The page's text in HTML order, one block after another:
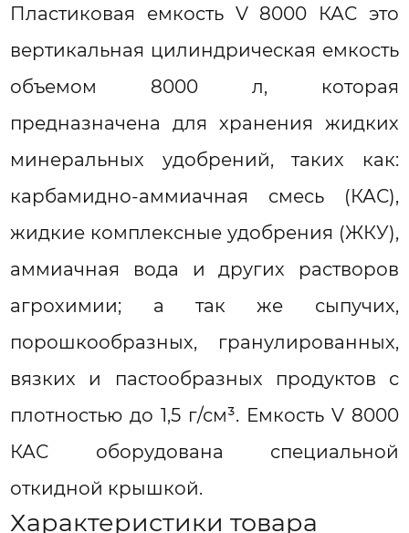
Пластиковая емкость V 8000 КАС это
вертикальная цилиндрическая емкость
объемом 8000 л, которая
предназначена для хранения жидких
минеральных удобрений, таких как:
карбамидно-аммиачная смесь (КАС),
жидкие комплексные удобрения (ЖКУ),
аммиачная вода и других растворов
агрохимии; а так же сыпучих,
порошкообразных, гранулированных,
вязких и пастообразных продуктов с
плотностью до 1,5 г/см³. Емкость V 8000
КАС оборудована специальной
откидной крышкой.
Характеристики товара